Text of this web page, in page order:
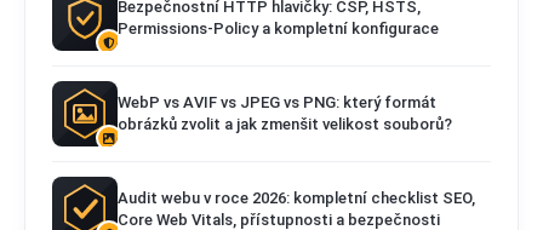
Bezpečnostní HTTP hlavičky: CSP, HSTS,
Permissions-Policy a kompletní konfigurace
WebP vs AVIF vs JPEG vs PNG: který formát
obrázků zvolit a jak zmenšit velikost souborů?
Audit webu v roce 2026: kompletní checklist SEO,
Core Web Vitals, přístupnosti a bezpečnosti